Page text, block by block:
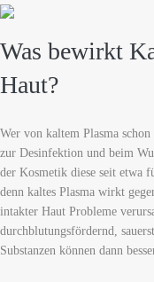
Was bewirkt
Haut?
Wer von kaltem Plasma
zur Desinfektion und beim
der Kosmetik diese seit etwa
denn kaltes Plasma wirkt
intakter Haut Probleme
durchblutungsfördernd,
Substanzen können dann